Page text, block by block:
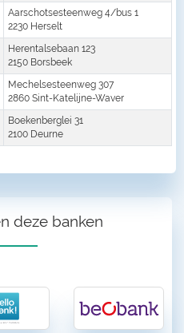
Aarschotsesteenweg 4/bus 1
2230 Herselt
Herentalsebaan 123
2150 Borsbeek
Mechelsesteenweg 307
2860 Sint-Katelijne-Waver
Boekenberglei 31
2100 Deurne
deze banken